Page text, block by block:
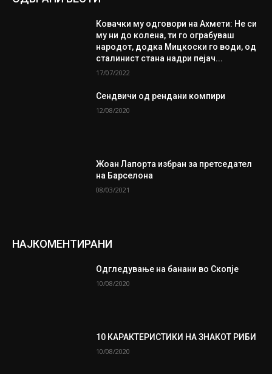
Ковачки му одговори на Ахмети: Не си
му ни до колена, ти го ограбуваш
народот, додка Мицкоски го води, од
сталинист стана надри пејач...
17/07/2022
Сендвичи од рендани компири
12/08/2020
Жоан Лапорта избран за претседател
на Барселона
08/03/2021
НАЈКОМЕНТИРАНИ
Одгледување на банани во Скопје
10/08/2020
10 КАРАКТЕРИСТИКИ НА ЗНАКОТ РИБИ
10/08/2020